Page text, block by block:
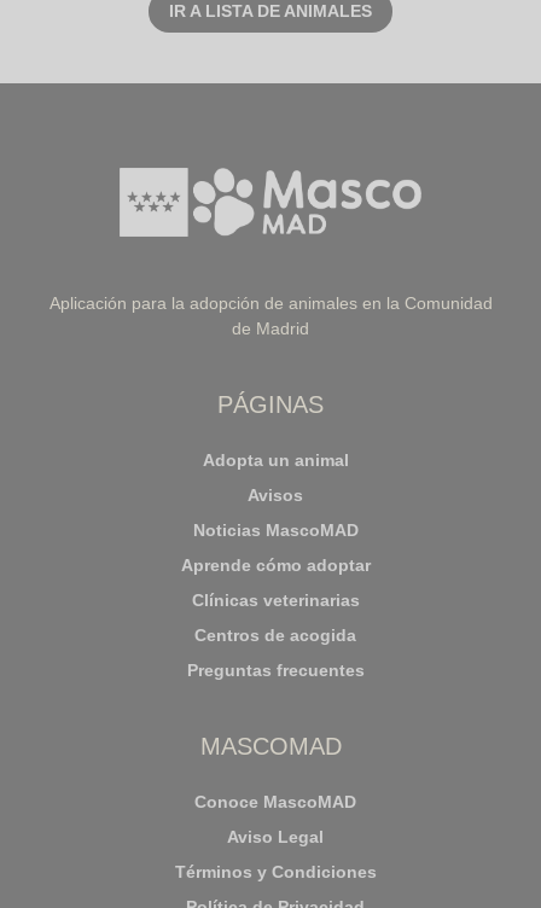
IR A LISTA DE ANIMALES
Aplicación para la adopción de animales en la Comunidad
de Madrid
PÁGINAS
Adopta un animal
Avisos
Noticias MascoMAD
Aprende cómo adoptar
Clínicas veterinarias
Centros de acogida
Preguntas frecuentes
MASCOMAD
Conoce MascoMAD
Aviso Legal
Términos y Condiciones